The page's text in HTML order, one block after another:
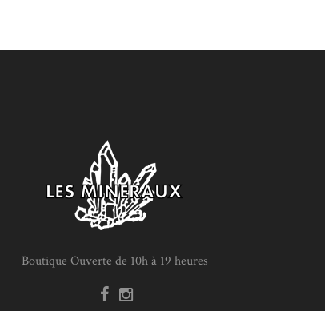
Boutique Ouverte de 10h à 19 heures